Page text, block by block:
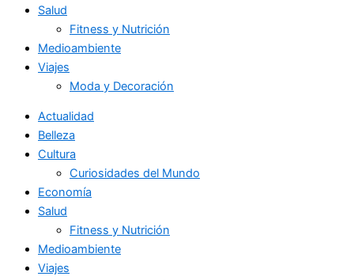
Salud
Fitness y Nutrición
Medioambiente
Viajes
Moda y Decoración
Actualidad
Belleza
Cultura
Curiosidades del Mundo
Economía
Salud
Fitness y Nutrición
Medioambiente
Viajes